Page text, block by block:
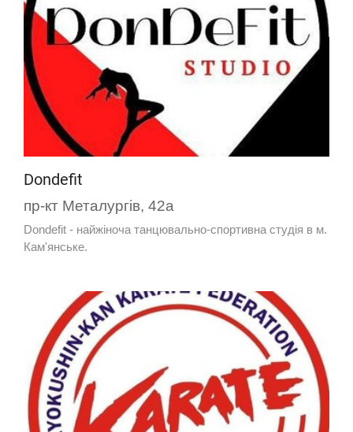
Dondefit
пр-кт Металургів, 42а
Dondefit - найжіноча танцювально-спортивна студія в м.
Кам'янське.